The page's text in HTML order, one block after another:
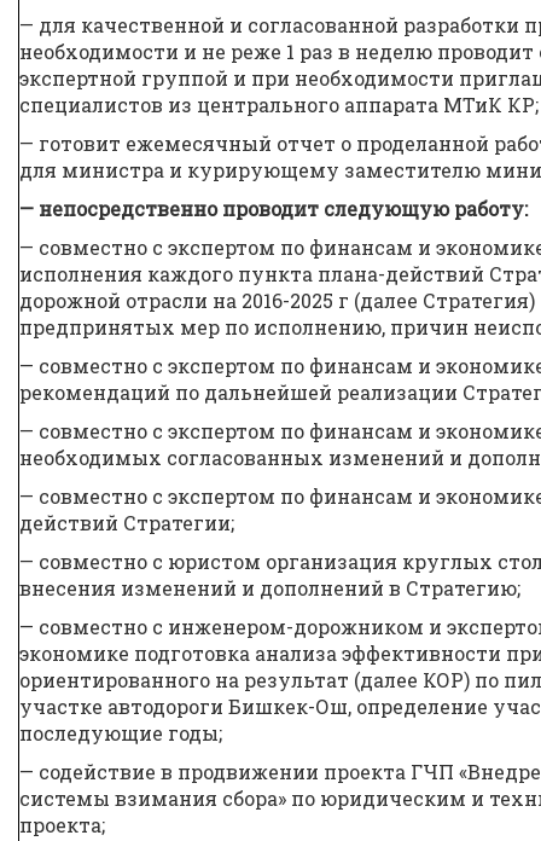
— для качественной и согласованной разработки
необходимости и не реже 1 раз в неделю
экспертной группой и при необходимости
специалистов из центрального аппарата МТиК КР;
— готовит ежемесячный отчет о проделанной
для министра и курирующему заместителю
— непосредственно проводит следующую работу:
— совместно с экспертом по финансам и
исполнения каждого пункта плана-действий
дорожной отрасли на 2016-2025 г (далее
предпринятых мер по исполнению, причин
— совместно с экспертом по финансам и
рекомендаций по дальнейшей реализации
— совместно с экспертом по финансам и
необходимых согласованных изменений и
— совместно с экспертом по финансам и
действий Стратегии;
— совместно с юристом организация круглых
внесения изменений и дополнений в Стратегию;
— совместно с инженером-дорожником и
экономике подготовка анализа эффективности
ориентированного на результат (далее КОР) по
участке автодороги Бишкек-Ош, определение
последующие годы;
— содействие в продвижении проекта ГЧП
системы взимания сбора» по юридическим и
проекта;